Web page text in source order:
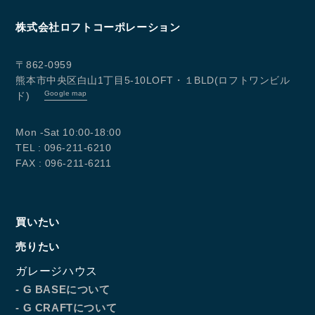
株式会社ロフトコーポレーション
〒862-0959
熊本市中央区白山1丁目5-10LOFT・１BLD(ロフトワンビル
ド)
Google map
Mon -Sat 10:00-18:00
TEL : 096-211-6210
FAX : 096-211-6211
買いたい
売りたい
ガレージハウス
- G BASEについて
- G CRAFTについて